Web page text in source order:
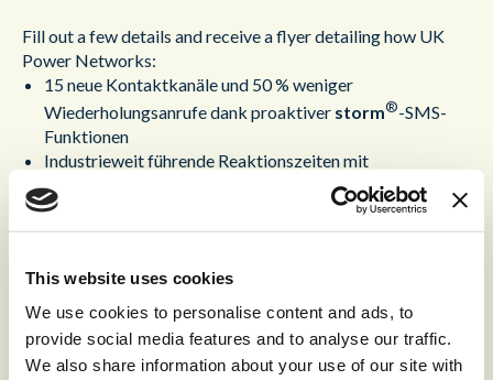
This website uses cookies
We use cookies to personalise content and ads, to
provide social media features and to analyse our traffic.
We also share information about your use of our site with
Fill out a few details and receive a flyer detailing how UK
Power Networks:
15 neue Kontaktkanäle und 50 % weniger
Wiederholungsanrufe dank proaktiver storm®-SMS-
Funktionen
Industrieweit führende Reaktionszeiten mit
durchschnittlich weniger als drei Sekunden bis zur
Anrufannahme.
94 % Einhaltung der Service-Levels, Vermeidung von
Boni.
Abgebrochene Anrufe unter 0.002% und 10.000%
verarbeitetes Kontaktaufkommen über dem
Normalwert.